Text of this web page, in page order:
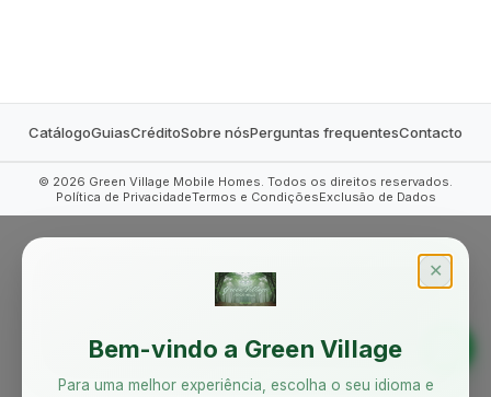
CatálogoGuiasCréditoSobre nósPerguntas frequentesContacto
© 2026 Green Village Mobile Homes. Todos os direitos reservados.
Política de PrivacidadeTermos e CondiçõesExclusão de Dados
✕
Bem-vindo a Green Village
Para uma melhor experiência, escolha o seu idioma e